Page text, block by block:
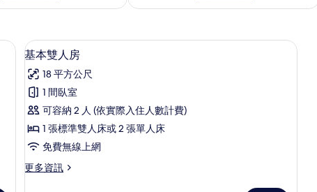
顯
示
基
本
雙
人
的
基本雙人房 | 客房內保險箱、書桌、免
5
基本雙人房
18 平方公尺
1 間臥室
可容納 2 人 (依實際入住人數計費)
1 張標準雙人床或 2 張單人床
免費無線上網
更多資訊
更